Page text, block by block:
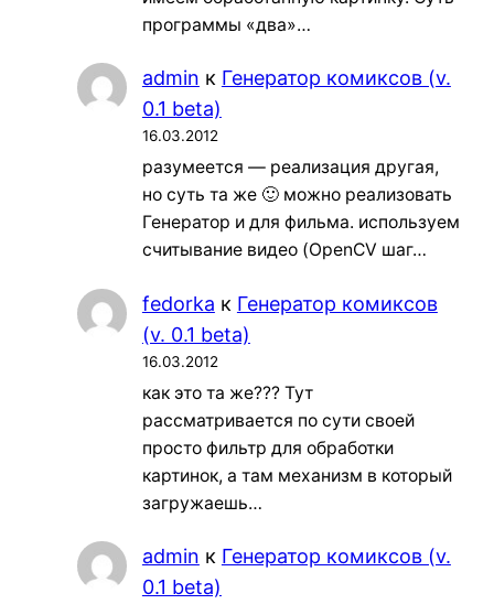
программы «два»…
admin к Генератор комиксов (v.
0.1 beta)
16.03.2012
разумеется — реализация другая,
но суть та же 🙂 можно реализовать
Генератор и для фильма. используем
считывание видео (OpenCV шаг…
fedorka к Генератор комиксов
(v. 0.1 beta)
16.03.2012
как это та же??? Тут
рассматривается по сути своей
просто фильтр для обработки
картинок, а там механизм в который
загружаешь…
admin к Генератор комиксов (v.
0.1 beta)